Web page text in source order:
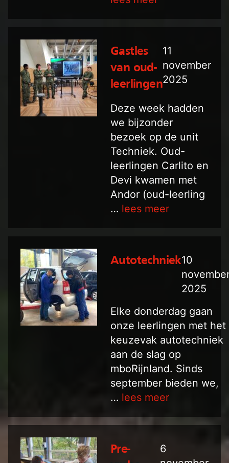
Gastles
van oud-
leerlingen
11
november
2025
Deze week hadden
we bijzonder
bezoek op de unit
Techniek. Oud-
leerlingen Carlito en
Devi kwamen met
Andor (oud-leerling
… lees meer
Autotechniek10
2025
Elke donderdag gaan
onze leerlingen met het
keuzevak autotechniek
aan de slag op
mboRijnland. Sinds
september bieden we,
… lees meer
Pre-
6